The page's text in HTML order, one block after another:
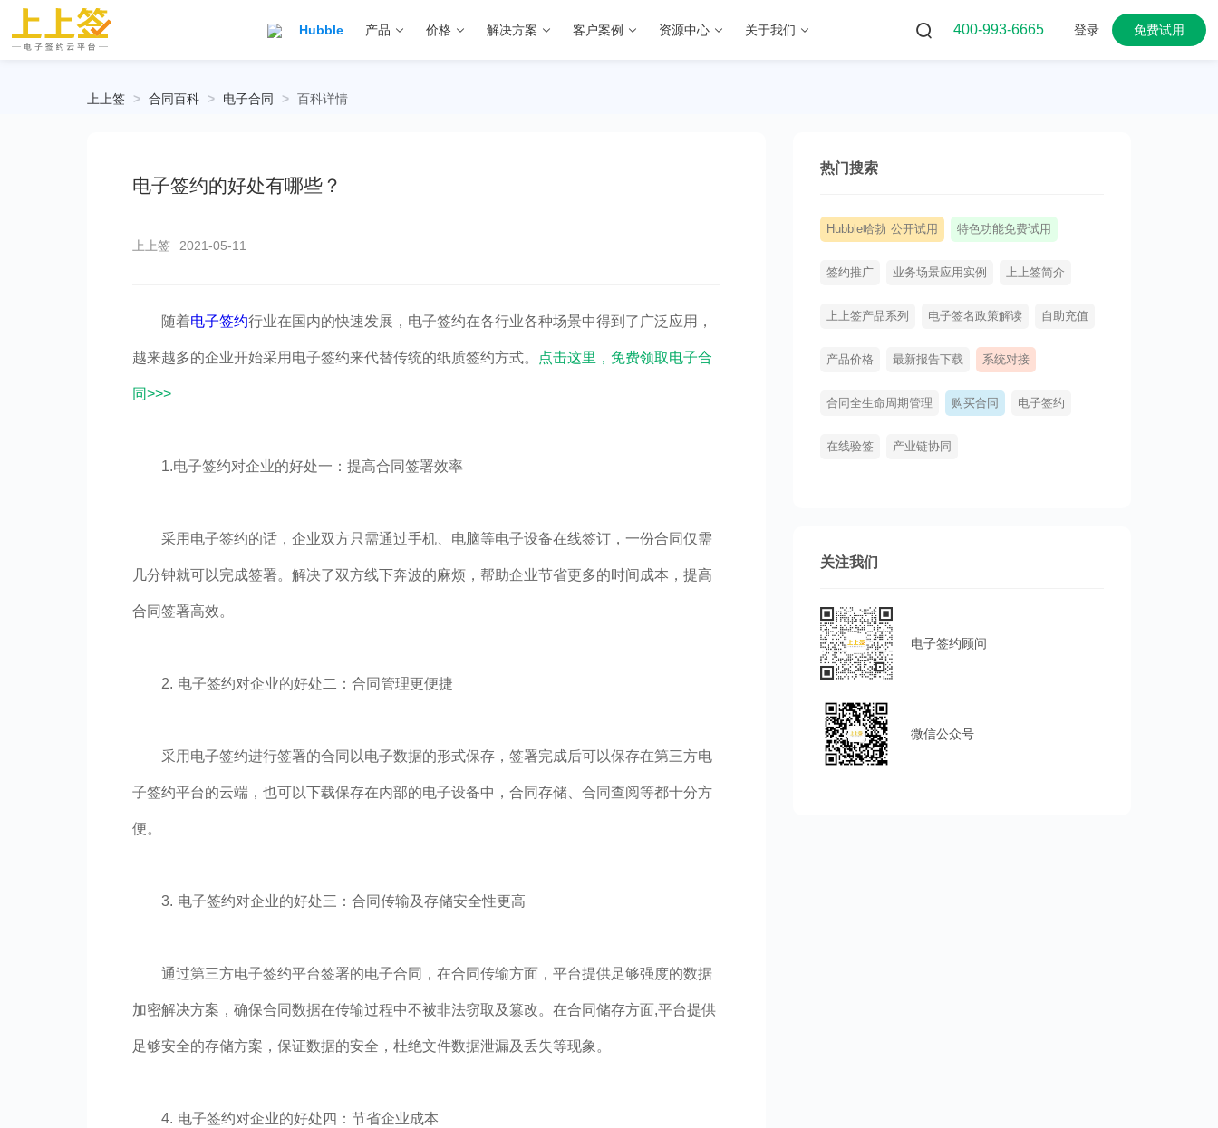
Hubble 产品 价格 解决方案 客户案例 资源中心 关于我们 400-993-6665 登录 免费试用
上上签 > 合同百科 > 电子合同 > 百科详情
电子签约的好处有哪些？
上上签 2021-05-11
随着电子签约行业在国内的快速发展，电子签约在各行业各种场景中得到了广泛应用，
越来越多的企业开始采用电子签约来代替传统的纸质签约方式。 点击这里，免费领取电子合
同>>>
1.电子签约对企业的好处一：提高合同签署效率
采用电子签约的话，企业双方只需通过手机、电脑等电子设备在线签订，一份合同仅需
几分钟就可以完成签署。解决了双方线下奔波的麻烦，帮助企业节省更多的时间成本，提高
合同签署高效。
2. 电子签约对企业的好处二：合同管理更便捷
采用电子签约进行签署的合同以电子数据的形式保存，签署完成后可以保存在第三方电
子签约平台的云端，也可以下载保存在内部的电子设备中，合同存储、合同查阅等都十分方
便。
3. 电子签约对企业的好处三：合同传输及存储安全性更高
通过第三方电子签约平台签署的电子合同，在合同传输方面，平台提供足够强度的数据
加密解决方案，确保合同数据在传输过程中不被非法窃取及篡改。在合同储存方面,平台提供
足够安全的存储方案，保证数据的安全，杜绝文件数据泄漏及丢失等现象。
4. 电子签约对企业的好处四：节省企业成本
热门搜索
Hubble哈勃 公开试用 特色功能免费试用
签约推广 业务场景应用实例 上上签简介
上上签产品系列 电子签名政策解读 自助充值
产品价格 最新报告下载 系统对接
合同全生命周期管理 购买合同 电子签约
在线验签 产业链协同
关注我们
电子签约顾问
微信公众号